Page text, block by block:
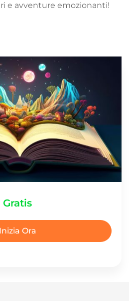
e avventure emozionanti!
Gratis
Inizia Ora